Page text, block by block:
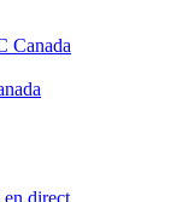
Canada